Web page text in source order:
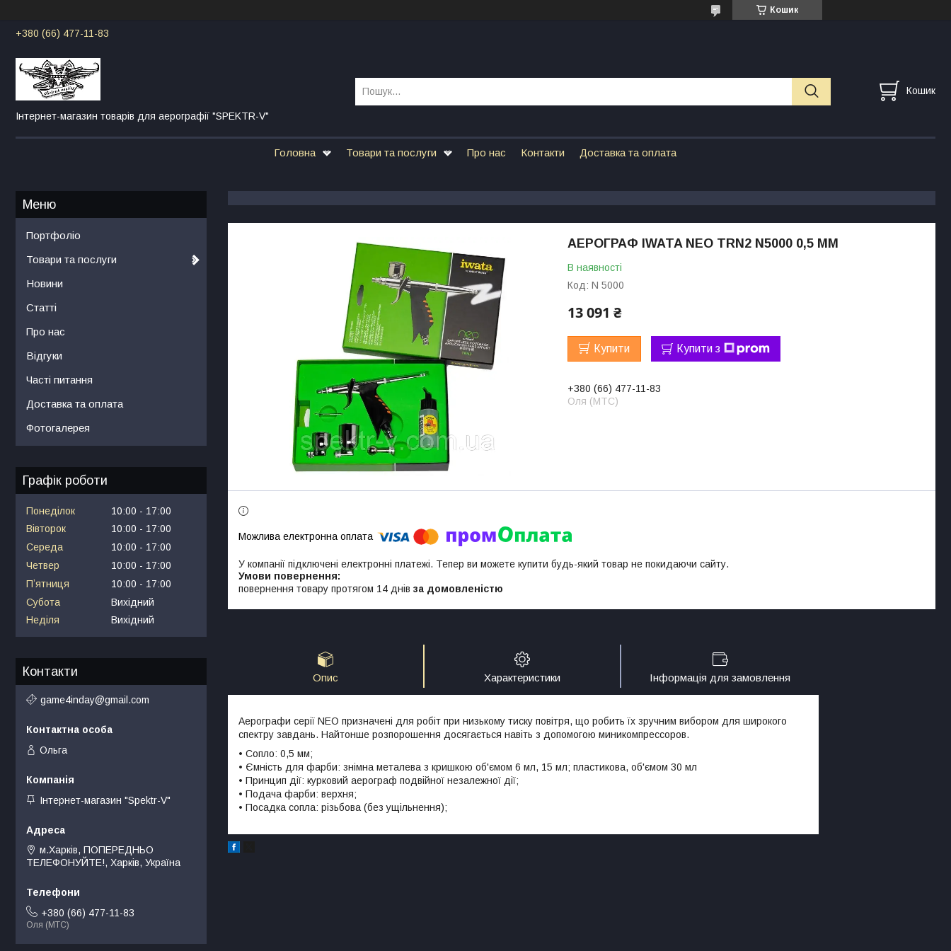
Кошик
+380 (66) 477-11-83
Інтернет-магазин товарів для аерографії "SPEKTR-V"
Кошик
Головна Товари та послуги Про нас Контакти Доставка та оплата
АЕРОГРАФ IWATA NEO TRN2 N5000 0,5 ММ
В наявності
Код: N 5000
13 091 ₴
Купити Купити з
+380 (66) 477-11-83
Оля (МТС)
У компанії підключені електронні платежі. Тепер ви можете купити будь-який товар не покидаючи сайту.
повернення товару протягом 14 днів за домовленістю
Опис Характеристики Інформація для замовлення
Аерографи серії NEO призначені для робіт при низькому тиску повітря, що робить їх зручним вибором для широкого
спектру завдань. Найтонше розпорошення досягається навіть з допомогою миникомпрессоров.
• Сопло: 0,5 мм;
• Ємність для фарби: знімна металева з кришкою об'ємом 6 мл, 15 мл; пластикова, об'ємом 30 мл
• Принцип дії: курковий аерограф подвійної незалежної дії;
• Подача фарби: верхня;
• Посадка сопла: різьбова (без ущільнення);
Портфоліо
Товари та послуги
Новини
Статті
Про нас
Відгуки
Часті питання
Доставка та оплата
Фотогалерея
Графік роботи
Понеділок 10:00
17:00
Вівторок
10:00
17:00
Середа
10:00
17:00
Четвер
10:00
17:00
Пʼятниця
10:00
17:00
Субота
Вихідний
Неділя
Вихідний
Контакти
game4inday@gmail.com
Ольга
Інтернет-магазин "Spektr-V"
м.Харків, ПОПЕРЕДНЬО
ТЕЛЕФОНУЙТЕ!, Харків, Україна
+380 (66) 477-11-83
Оля (МТС)